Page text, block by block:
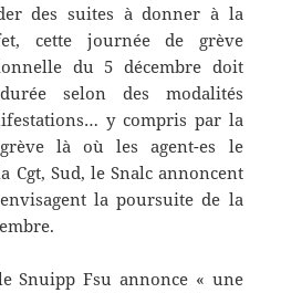
des suites à donner à la
cette journée de grève
du 5 décembre doit
selon des modalités
y compris par la
là où les agent-es le
Cgt, Sud, le Snalc annoncent
la poursuite de la
Snuipp Fsu annonce « une